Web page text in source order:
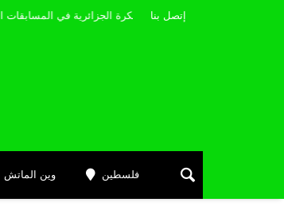
إتصل بنا
وين الماتش فلسطين